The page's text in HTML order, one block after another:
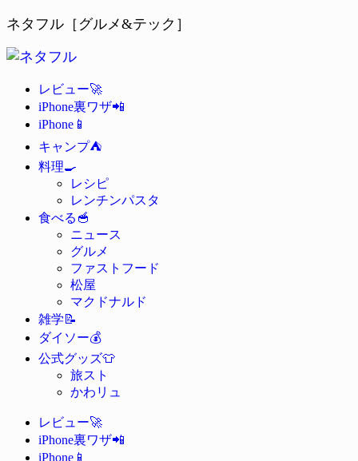
ネタフル［グルメ&テック］
レビュー🚀
iPhone裏ワザ📲
iPhone 📱
キャンプ⛺
料理🍳
レシピ
レンチンパスタ
食べる 🥣
ニュース
グルメ
ファストフード
松屋
マクドナルド
雑学📝
ダイソー💰
公式グッズ👕
旅スト
かわリュ
レビュー🚀
iPhone裏ワザ📲
iPhone 📱